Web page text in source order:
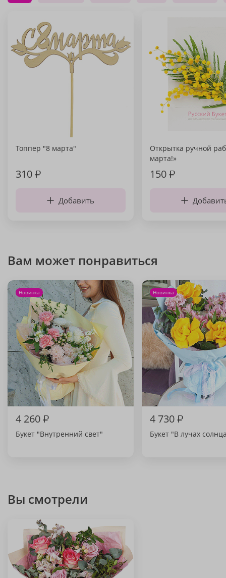
Топпер "8 марта"
310₽
Добавить
Открытка ручной
марта!»
150₽
Вам может понравиться
Новинка
4 260₽
Букет "Внутренний свет"
Новинка
4 730₽
Букет "В лучах
Вы смотрели